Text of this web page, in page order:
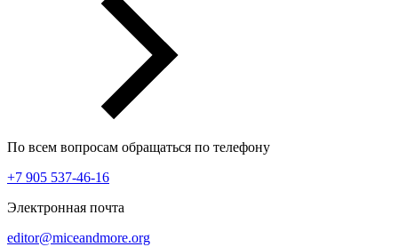
По всем вопросам обращаться по телефону
+7 905 537-46-16
Электронная почта
editor@miceandmore.org